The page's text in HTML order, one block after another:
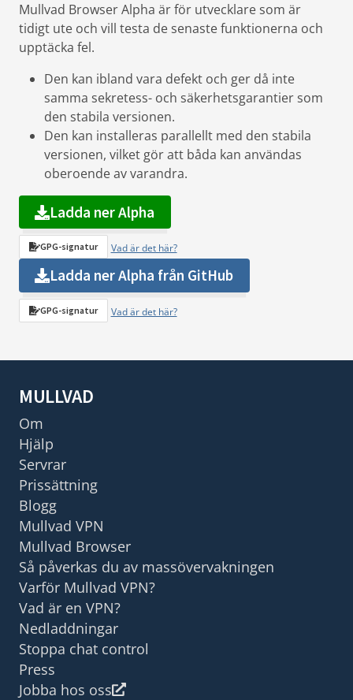
Mullvad Browser Alpha är för utvecklare som är
tidigt ute och vill testa de senaste funktionerna och
upptäcka fel.
Den kan ibland vara defekt och ger då inte
samma sekretess- och säkerhetsgarantier som
den stabila versionen.
Den kan installeras parallellt med den stabila
versionen, vilket gör att båda kan användas
oberoende av varandra.
Ladda ner Alpha
GPG-signatur Vad är det här?
Ladda ner Alpha från GitHub
GPG-signatur Vad är det här?
MULLVAD
Om
Hjälp
Servrar
Prissättning
Blogg
Mullvad VPN
Mullvad Browser
Så påverkas du av massövervakningen
Varför Mullvad VPN?
Vad är en VPN?
Nedladdningar
Stoppa chat control
Press
Jobba hos oss